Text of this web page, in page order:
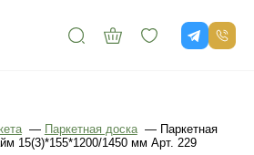
— Паркетная доска — Паркетная
15(3)*155*1200/1450 мм Арт. 229